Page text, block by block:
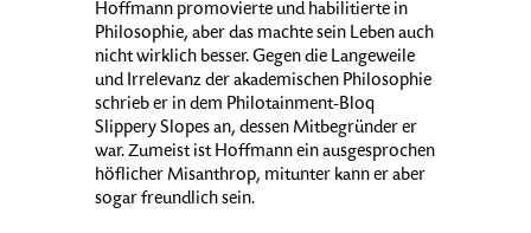
Hoffmann promovierte und habilitierte in
Philosophie, aber das machte sein Leben auch
nicht wirklich besser. Gegen die Langeweile
und Irrelevanz der akademischen Philosophie
schrieb er in dem Philotainment-Bloq
Slippery Slopes an, dessen Mitbegründer er
war. Zumeist ist Hoffmann ein ausgesprochen
höflicher Misanthrop, mitunter kann er aber
sogar freundlich sein.